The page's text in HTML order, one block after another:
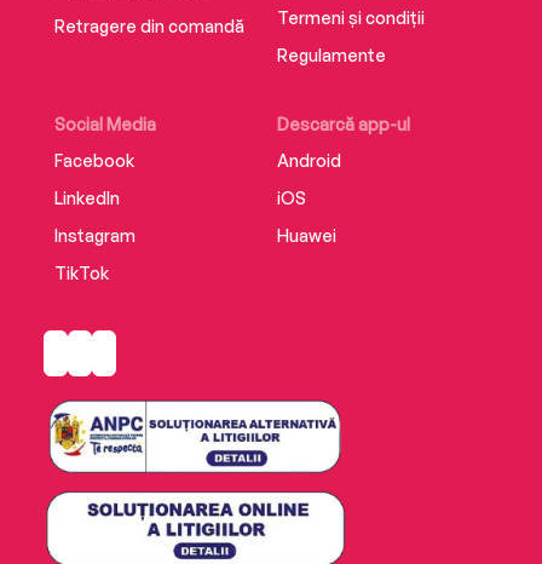
Retragere din comandă
Social Media
Facebook
LinkedIn
Instagram
TikTok
Descarcă app-ul
Android
iOS
Huawei
Termeni și condiții
Regulamente